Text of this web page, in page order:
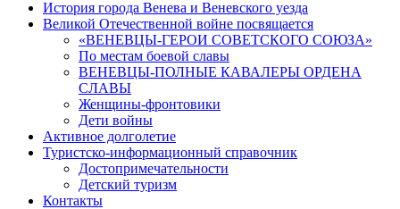
История города Венева и Веневского уезда
Великой Отечественной войне посвящается
«ВЕНЕВЦЫ-ГЕРОИ СОВЕТСКОГО СОЮЗА»
По местам боевой славы
ВЕНЕВЦЫ-ПОЛНЫЕ КАВАЛЕРЫ ОРДЕНА
СЛАВЫ
Женщины-фронтовики
Дети войны
Активное долголетие
Туристско-информационный справочник
Достопримечательности
Детский туризм
Контакты